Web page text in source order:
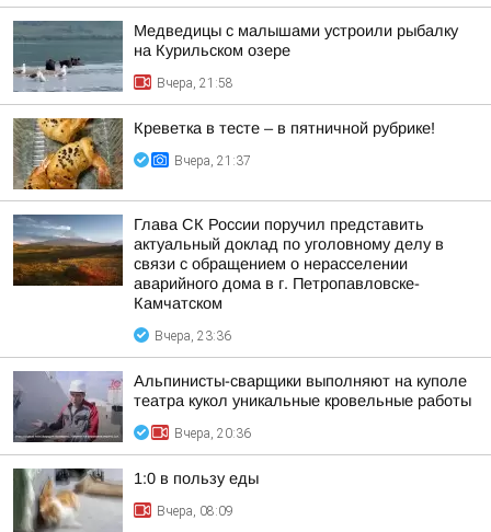
Медведицы с малышами устроили рыбалку
на Курильском озере
Вчера, 21:58
Креветка в тесте – в пятничной рубрике!
Вчера, 21:37
Глава СК России поручил представить
актуальный доклад по уголовному делу в
связи с обращением о нерасселении
аварийного дома в г. Петропавловске-
Камчатском
Вчера, 23:36
Альпинисты-сварщики выполняют на куполе
театра кукол уникальные кровельные работы
Вчера, 20:36
1:0 в пользу еды
Вчера, 08:09